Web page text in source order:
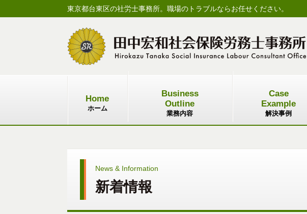
東京都台東区の社労士事務所。職場のトラブルならお任せください。
Home
ホーム
Business
Outline
業務内容
Case
Example
解決事例
News & Information
新着情報